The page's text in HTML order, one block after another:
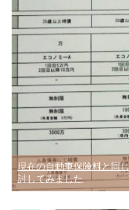
現在の自動車保険料と同
討してみました